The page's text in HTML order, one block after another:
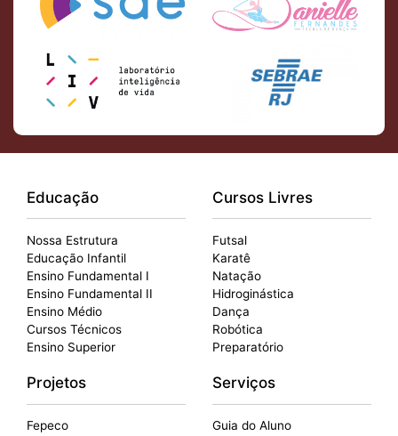
Educação
Nossa Estrutura
Educação Infantil
Ensino Fundamental I
Ensino Fundamental II
Ensino Médio
Cursos Técnicos
Ensino Superior
Cursos Livres
Futsal
Karatê
Natação
Hidroginástica
Dança
Robótica
Preparatório
Projetos
Fepeco
Serviços
Guia do Aluno